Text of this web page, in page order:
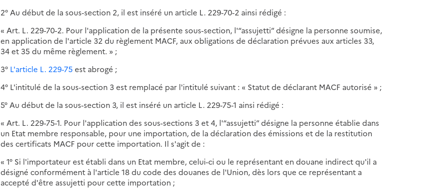
2° Au début de la sous-section 2, il est inséré un article L. 229-70-2 ainsi rédigé :
« Art. L. 229-70-2. Pour l'application de la présente sous-section, l'“assujetti” désigne la personne soumise,
en application de l'article 32 du règlement MACF, aux obligations de déclaration prévues aux articles 33,
34 et 35 du même règlement. » ;
3° L'article L. 229-75 est abrogé ;
4° L'intitulé de la sous-section 3 est remplacé par l'intitulé suivant : « Statut de déclarant MACF autorisé » ;
5° Au début de la sous-section 3, il est inséré un article L. 229-75-1 ainsi rédigé :
« Art. L. 229-75-1. Pour l'application des sous-sections 3 et 4, l'“assujetti” désigne la personne établie dans
un Etat membre responsable, pour une importation, de la déclaration des émissions et de la restitution
des certificats MACF pour cette importation. Il s'agit de :
« 1° Si l'importateur est établi dans un Etat membre, celui-ci ou le représentant en douane indirect qu'il a
désigné conformément à l'article 18 du code des douanes de l'Union, dès lors que ce représentant a
accepté d'être assujetti pour cette importation ;